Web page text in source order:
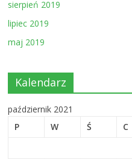
sierpień 2019
lipiec 2019
maj 2019
Kalendarz
październik 2021
P
W Ś C